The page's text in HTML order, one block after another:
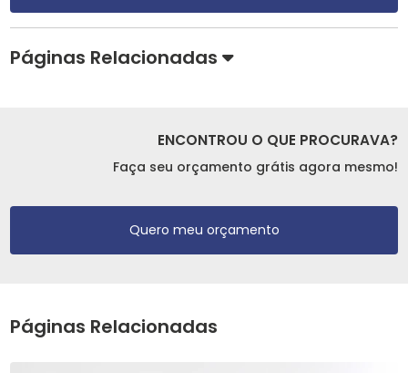
Páginas Relacionadas
ENCONTROU O QUE PROCURAVA?
Faça seu orçamento grátis agora mesmo!
Quero meu orçamento
Páginas Relacionadas